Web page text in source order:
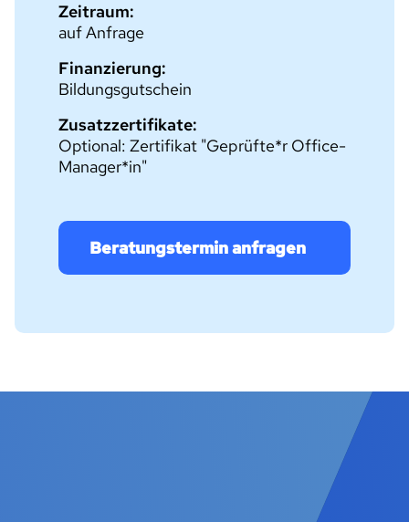
Zeitraum:
auf Anfrage
Finanzierung:
Bildungsgutschein
Zusatzzertifikate:
Optional: Zertifikat "Geprüfte*r Office-
Manager*in"
Beratungstermin anfragen